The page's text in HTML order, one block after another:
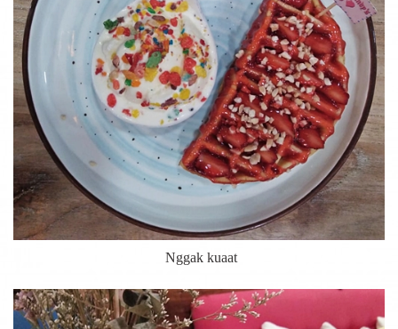
Nggak kuaat